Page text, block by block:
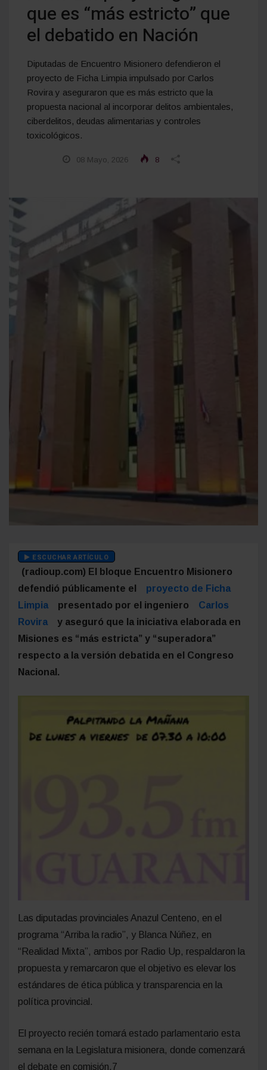
que es “más estricto” que
el debatido en Nación
Diputadas de Encuentro Misionero defendieron el
proyecto de Ficha Limpia impulsado por Carlos
Rovira y aseguraron que es más estricto que la
propuesta nacional al incorporar delitos ambientales,
ciberdelitos, deudas alimentarias y controles
toxicológicos.
08 Mayo, 2026 8
ESCUCHAR ARTÍCULO
(radioup.com) El bloque Encuentro Misionero
defendió públicamente el
proyecto de Ficha
Limpia
presentado por el ingeniero
Carlos
Rovira
y aseguró que la iniciativa elaborada en
Misiones es “más estricta” y “superadora”
respecto a la versión debatida en el Congreso
Nacional.
Las diputadas provinciales Anazul Centeno, en el
programa “Arriba la radio”, y Blanca Núñez, en
“Realidad Mixta”, ambos por Radio Up, respaldaron la
propuesta y remarcaron que el objetivo es elevar los
estándares de ética pública y transparencia en la
política provincial.
El proyecto recién tomará estado parlamentario esta
semana en la Legislatura misionera, donde comenzará
el debate en comisión.7